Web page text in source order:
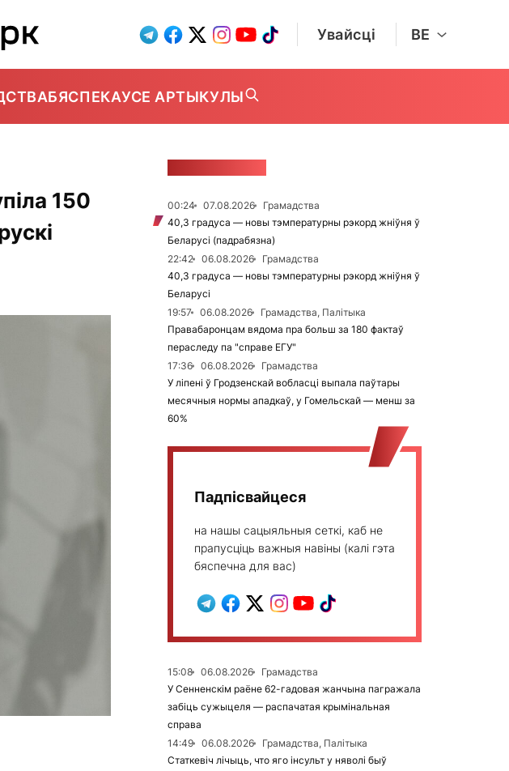
Увайсці BE
БЯСПЕКАУСЕ АРТЫКУЛЫ
150
00:24 07.08.2026
Грамадства
40,3 градуса — новы тэмпературны рэкорд жніўня ў
Беларусі (падрабязна)
22:42
06.08.2026
Грамадства
40,3 градуса — новы тэмпературны рэкорд жніўня ў
Беларусі
19:57
06.08.2026
Грамадства, Палітыка
Правабаронцам вядома пра больш за 180 фактаў
пераследу па "справе ЕГУ"
17:36
06.08.2026
Грамадства
У ліпені ў Гродзенскай вобласці выпала паўтары
месячныя нормы ападкаў, у Гомельскай — менш за
60%
Падпісвайцеся
на нашы сацыяльныя сеткі, каб не
прапусціць важныя навіны (калі гэта
бяспечна для вас)
15:08 06.08.2026
Грамадства
У Сенненскім раёне 62-гадовая жанчына пагражала
забіць сужыцеля — распачатая крымінальная
справа
14:49
06.08.2026
Грамадства, Палітыка
Статкевіч лічыць, что яго інсульт у няволі быў